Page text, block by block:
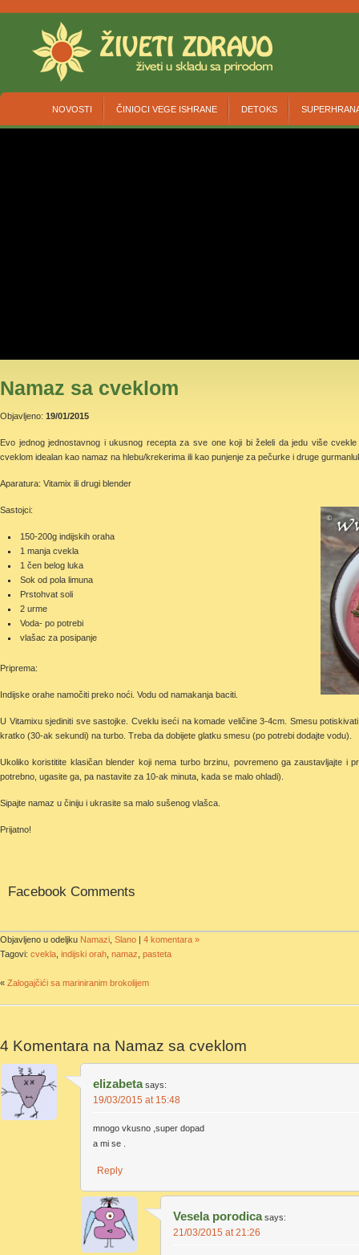
NOVOSTI ČINIOCI VEGE ISHRANE DETOKS
Namaz sa cveklom
Objavljeno: 19/01/2015
Evo jednog jednostavnog i ukusnog recepta za sve one koji bi želeli da jedu više
cveklom idealan kao namaz na hlebu/krekerima ili kao punjenje za pečurke i druge
Aparatura: Vitamix ili drugi blender
Sastojci:
150-200g indijskih oraha
1 manja cvekla
1 čen belog luka
Sok od pola limuna
Prstohvat soli
2 urme
Voda- po potrebi
vlašac za posipanje
Priprema:
Indijske orahe namočiti preko noći. Vodu od namakanja baciti.
U Vitamixu sjediniti sve sastojke. Cveklu iseći na komade veličine 3-4cm. Smesu
kratko (30-ak sekundi) na turbo. Treba da dobijete glatku smesu (po potrebi dodajte vodu).
Ukoliko koristitite klasičan blender koji nema turbo brzinu, povremeno ga zaustavljajte i
potrebno, ugasite ga, pa nastavite za 10-ak minuta, kada se malo ohladi).
Sipajte namaz u činiju i ukrasite sa malo sušenog vlašca.
Prijatno!
Facebook Comments
Objavljeno u odeljku Namazi Slano | 4 komentara »
Tagovi: cvekla indijski orah namaz pasteta
« Zalogajčići sa mariniranim brokolijem
4 Komentara na Namaz sa cveklom
elizabeta says:
19/03/2015 at 15:48
mnogo vkusno ,super dopad
a mi se .
Reply
Vesela porodica says:
21/03/2015 at 21:26